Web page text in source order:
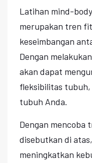
Latihan mind-
merupakan tren
keseimbangan
Dengan
akan dapat
fleksibilitas
tubuh Anda.
Dengan mencoba
disebutkan di
meningkatkan